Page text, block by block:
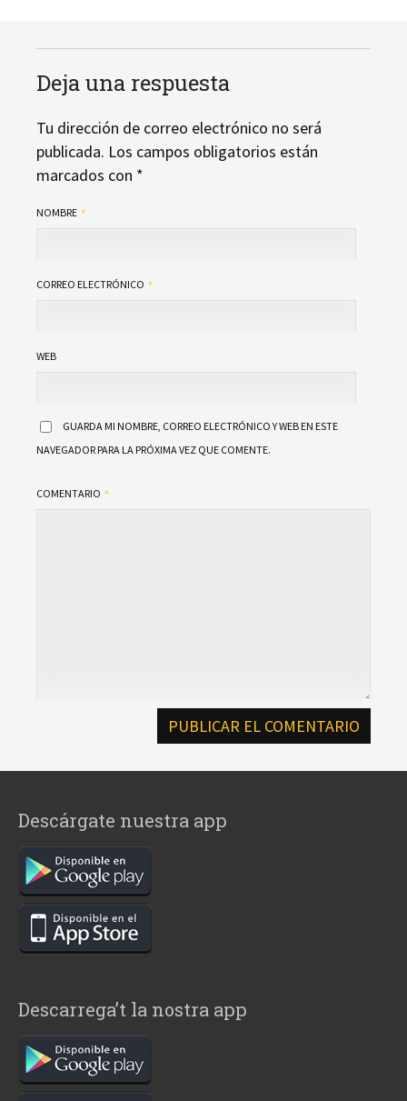
Deja una respuesta
Tu dirección de correo electrónico no será
publicada. Los campos obligatorios están
marcados con *
NOMBRE
CORREO ELECTRÓNICO
WEB
GUARDA MI NOMBRE, CORREO ELECTRÓNICO Y WEB EN ESTE
NAVEGADOR PARA LA PRÓXIMA VEZ QUE COMENTE.
COMENTARIO
Descárgate nuestra app
Descarrega’t la nostra app